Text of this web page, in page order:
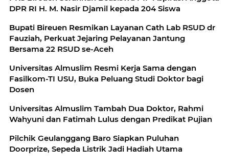
DPR RI H. M. Nasir Djamil kepada 204 Siswa
Bupati Bireuen Resmikan Layanan Cath Lab RSUD dr
Fauziah, Perkuat Jejaring Pelayanan Jantung
Bersama 22 RSUD se-Aceh
Universitas Almuslim Resmi Kerja Sama dengan
Fasilkom-TI USU, Buka Peluang Studi Doktor bagi
Dosen
Universitas Almuslim Tambah Dua Doktor, Rahmi
Wahyuni dan Fatimah Lulus dengan Predikat Pujian
Pilchik Geulanggang Baro Siapkan Puluhan
Doorprize, Sepeda Listrik Jadi Hadiah Utama